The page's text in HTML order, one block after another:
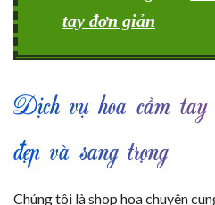
tay đơn giản
Dịch vụ hoa cầm
đẹp và sang trọng
Chúng tôi là shop hoa chuyên